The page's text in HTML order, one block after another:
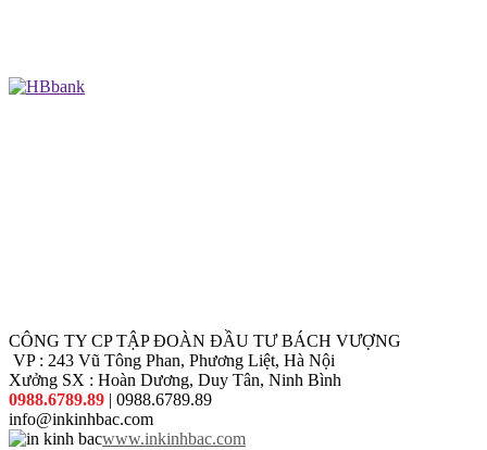
CÔNG TY CP TẬP ĐOÀN ĐẦU TƯ BÁCH VƯỢNG
VP : 243 Vũ Tông Phan, Phương Liệt, Hà Nội
Xưởng SX : Hoàn Dương, Duy Tân, Ninh Bình
0988.6789.89 | 0988.6789.89
info@inkinhbac.com
www.inkinhbac.com